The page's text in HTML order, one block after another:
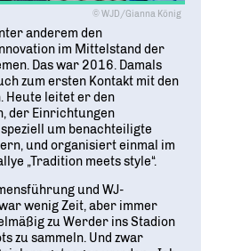
© WJD/Gianna König
anderem den
im Mittelstand der
Das war 2016. Damals
zum ersten Kontakt mit den
leitet er den
der Einrichtungen
um benachteiligte
und organisiert einmal im
„Tradition meets style“.
und WJ-
wenig Zeit, aber immer
zu Werder ins Stadion
zu sammeln. Und zwar